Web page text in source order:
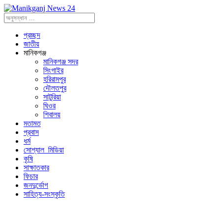
প্রচ্ছদ
জাতীয়
মানিকগঞ্জ
মানিকগঞ্জ সদর
সিংগাইর
হরিরামপুর
দৌলতপুর
সাটুরিয়া
ঘিওর
শিবালয়
মতামত
প্রবাস
ধর্ম
সোশ্যাল_মিডিয়া
কৃষি
সাক্ষাতকার
ফিচার
জনদুর্ভোগ
সাহিত্য-সংস্কৃতি